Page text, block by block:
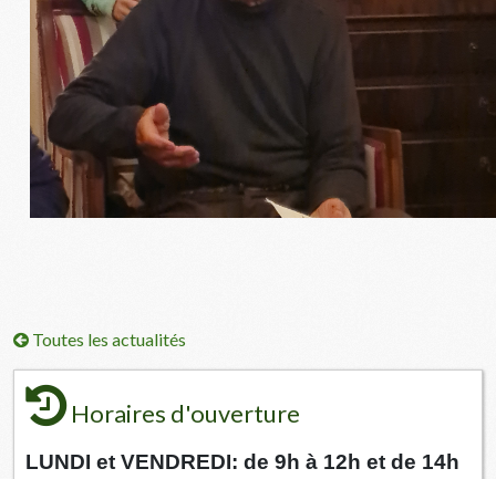
Toutes les actualités
Horaires d'ouverture
LUNDI et VENDREDI: de 9h à 12h et de 14h